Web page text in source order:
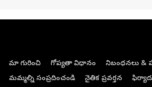
మా గురించి గోప్యతా విధానం
నిబంధనలు &
మమ్మల్ని సంప్రదించండి
నైతిక ప్రవర్తన